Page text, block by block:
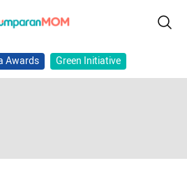
Awards Green Initiative